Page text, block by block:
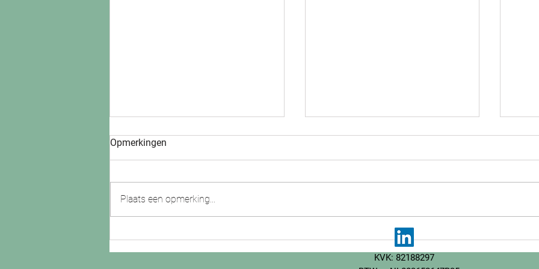
WOZ-heffing op zonnepanelen
op gehuurde daken: uitspraak
Opmerkingen
Plaats een opmerking...
KVK: 82188297